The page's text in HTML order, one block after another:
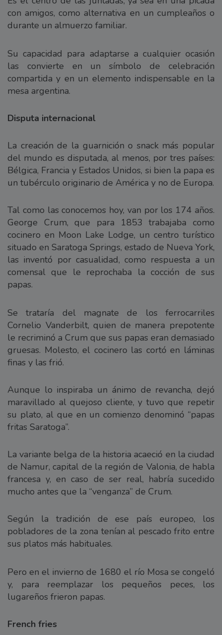
con amigos, como alternativa en un cumpleaños o
durante un almuerzo familiar.
Su capacidad para adaptarse a cualquier ocasión
las convierte en un símbolo de celebración
compartida y en un elemento indispensable en la
mesa argentina.
Disputa internacional
La creación de la guarnición o snack más popular
del mundo es disputada, al menos, por tres países:
Bélgica, Francia y Estados Unidos, si bien la papa es
un tubérculo originario de América y no de Europa.
Tal como las conocemos hoy, van por los 174 años.
George Crum, que para 1853 trabajaba como
cocinero en Moon Lake Lodge, un centro turístico
situado en Saratoga Springs, estado de Nueva York,
las inventó por casualidad, como respuesta a un
comensal que le reprochaba la cocción de sus
papas.
Se trataría del magnate de los ferrocarriles
Cornelio Vanderbilt, quien de manera prepotente
le recriminó a Crum que sus papas eran demasiado
gruesas. Molesto, el cocinero las cortó en láminas
finas y las frió.
Aunque lo inspiraba un ánimo de revancha, dejó
maravillado al quejoso cliente, y tuvo que repetir
su plato, al que en un comienzo denominó “papas
fritas Saratoga”.
La variante belga de la historia acaeció en la ciudad
de Namur, capital de la región de Valonia, de habla
francesa y, en caso de ser real, habría sucedido
mucho antes que la “venganza” de Crum.
Según la tradición de ese país europeo, los
pobladores de la zona tenían al pescado frito entre
sus platos más habituales.
Pero en el invierno de 1680 el río Mosa se congeló
y, para reemplazar los pequeños peces, los
lugareños frieron papas.
French fries